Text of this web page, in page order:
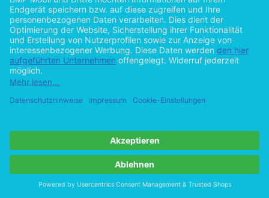
Hilfe/FAQ
Impressum
Datenschutz
AGB
Vertrag widerrufen
Zur Desktop-Version
Copyright ©Imprint in der Bedey & Thoms Media GmbH
Cookie-Einstellungen